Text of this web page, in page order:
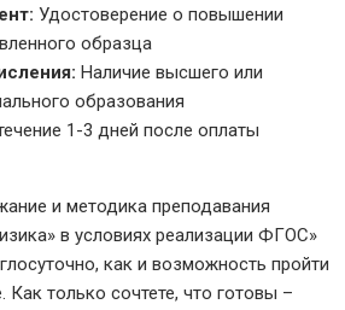
Удостоверение о повышении
образца
Наличие высшего или
образования
1-3 дней после оплаты
и методика преподавания
в условиях реализации ФГОС»
как и возможность пройти
Как только сочтете, что готовы –